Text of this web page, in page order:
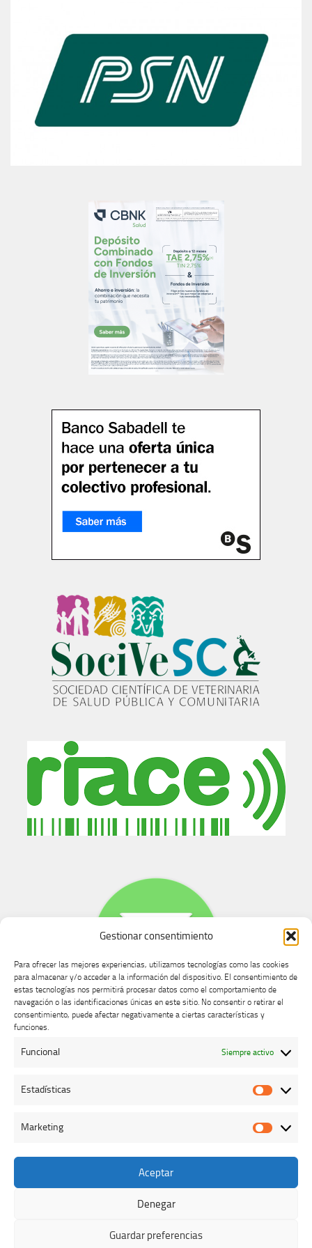
Gestionar consentimiento
Para ofrecer las mejores experiencias, utilizamos tecnologías como las cookies
para almacenar y/o acceder a la información del dispositivo. El consentimiento de
estas tecnologías nos permitirá procesar datos como el comportamiento de
navegación o las identificaciones únicas en este sitio. No consentir o retirar el
consentimiento, puede afectar negativamente a ciertas características y
funciones.
Funcional Siempre activo
Estadísticas
Marketing
Aceptar
Denegar
Guardar preferencias
Buzón de dudas, quejas y sugerencias
Colegio Oficial de Veterinarios de Cáceres © 2026. Todos los